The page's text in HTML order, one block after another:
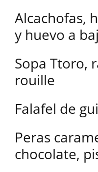
Alcachofas,
y huevo a
Sopa Ttoro,
rouille
Falafel de
Peras
chocolate,